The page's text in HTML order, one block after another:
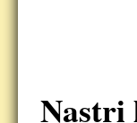
Nastri